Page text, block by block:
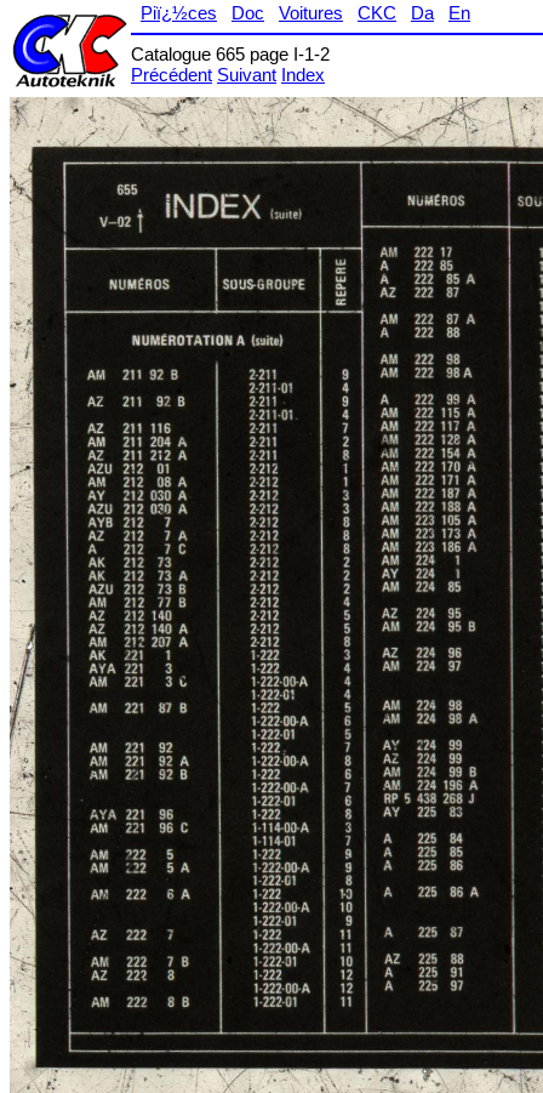
Piï¿½ces Doc Voitures CKC Da
En
Catalogue 665 page I-1-2
Précédent Suivant Index